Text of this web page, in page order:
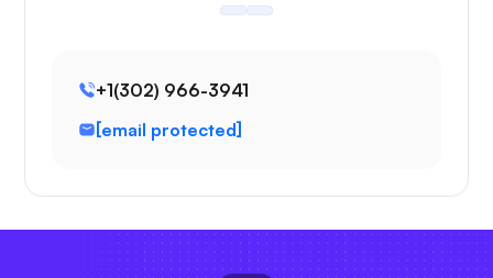
+1(302) 966-3941
[email protected]